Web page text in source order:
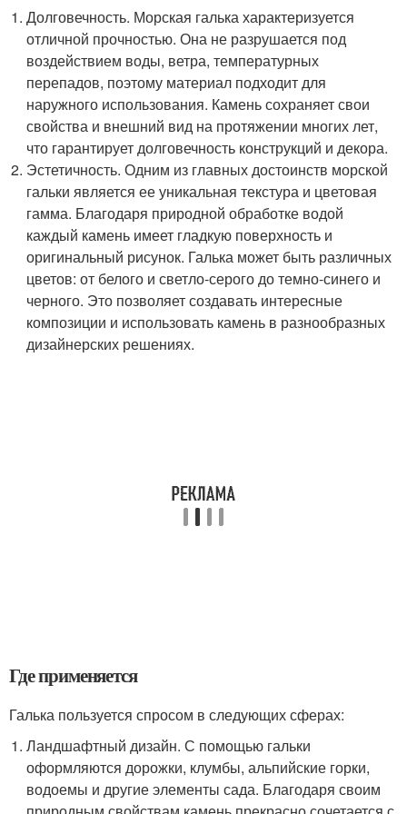
Долговечность. Морская галька характеризуется
отличной прочностью. Она не разрушается под
воздействием воды, ветра, температурных
перепадов, поэтому материал подходит для
наружного использования. Камень сохраняет свои
свойства и внешний вид на протяжении многих лет,
что гарантирует долговечность конструкций и декора.
Эстетичность. Одним из главных достоинств морской
гальки является ее уникальная текстура и цветовая
гамма. Благодаря природной обработке водой
каждый камень имеет гладкую поверхность и
оригинальный рисунок. Галька может быть различных
цветов: от белого и светло-серого до темно-синего и
черного. Это позволяет создавать интересные
композиции и использовать камень в разнообразных
дизайнерских решениях.
Где применяется
Галька пользуется спросом в следующих сферах:
Ландшафтный дизайн. С помощью гальки
оформляются дорожки, клумбы, альпийские горки,
водоемы и другие элементы сада. Благодаря своим